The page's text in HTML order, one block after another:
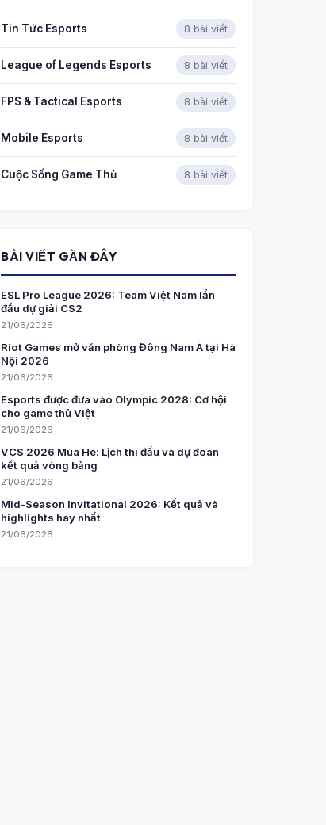
Tin Tức Esports 8 bài viết
League of Legends Esports 8 bài viết
FPS & Tactical Esports 8 bài viết
Mobile Esports 8 bài viết
Cuộc Sống Game Thủ 8 bài viết
BÀI VIẾT GẦN ĐÂY
ESL Pro League 2026: Team Việt Nam lần
đầu dự giải CS2
21/06/2026
Riot Games mở văn phòng Đông Nam Á tại Hà
Nội 2026
21/06/2026
Esports được đưa vào Olympic 2028: Cơ hội
cho game thủ Việt
21/06/2026
VCS 2026 Mùa Hè: Lịch thi đấu và dự đoán
kết quả vòng bảng
21/06/2026
Mid-Season Invitational 2026: Kết quả và
highlights hay nhất
21/06/2026